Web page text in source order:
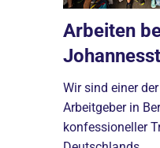
Arbeiten
Wir sind einer
Arbeitgeber in
konfessioneller